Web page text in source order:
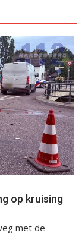
op kruising
met de